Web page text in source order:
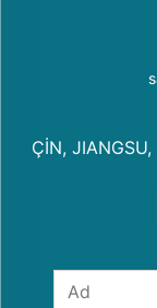
ÇİN, JIANGSU,